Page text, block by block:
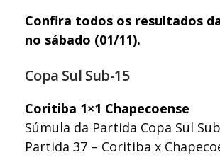
Confira todos os resultados
no sábado (01/11).
Copa Sul Sub-15
Coritiba 1×1 Chapecoense
Súmula da Partida Copa Sul
Partida 37 – Coritiba x